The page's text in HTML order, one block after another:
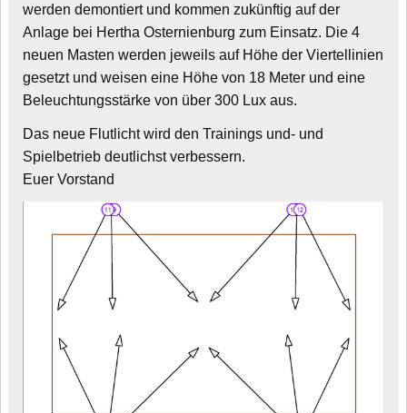
werden demontiert und kommen zukünftig auf der
Anlage bei Hertha Osternienburg zum Einsatz. Die 4
neuen Masten werden jeweils auf Höhe der Viertellinien
gesetzt und weisen eine Höhe von 18 Meter und eine
Beleuchtungsstärke von über 300 Lux aus.
Das neue Flutlicht wird den Trainings und- und
Spielbetrieb deutlichst verbessern.
Euer Vorstand